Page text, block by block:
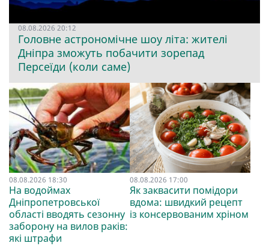
08.08.2026 20:12
Головне астрономічне шоу літа: жителі
Дніпра зможуть побачити зорепад
Персеїди (коли саме)
08.08.2026 18:30
На водоймах
Дніпропетровської
області вводять сезонну
заборону на вилов раків:
які штрафи
08.08.2026 17:00
Як заквасити помідори
вдома: швидкий рецепт
із консервованим хріном